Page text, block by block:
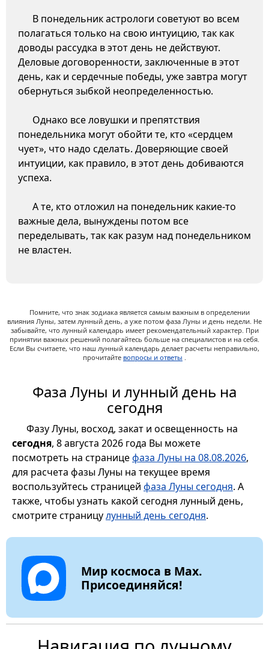
В понедельник астрологи советуют во всем
полагаться только на свою интуицию, так как
доводы рассудка в этот день не действуют.
Деловые договоренности, заключенные в этот
день, как и сердечные победы, уже завтра могут
обернуться зыбкой неопределенностью.
Однако все ловушки и препятствия
понедельника могут обойти те, кто «сердцем
чует», что надо сделать. Доверяющие своей
интуиции, как правило, в этот день добиваются
успеха.
А те, кто отложил на понедельник какие-то
важные дела, вынуждены потом все
переделывать, так как разум над понедельником
не властен.
Помните, что знак зодиака является самым важным в определении
влияния Луны, затем лунный день, а уже потом фаза Луны и день недели. Не
забывайте, что лунный календарь имеет рекомендательный характер. При
принятии важных решений полагайтесь больше на специалистов и на себя.
Если Вы считаете, что наш лунный календарь делает расчеты неправильно,
прочитайте вопросы и ответы .
Фаза Луны и лунный день на
сегодня
Фазу Луны, восход, закат и освещенность на
сегодня, 8 августа 2026 года Вы можете
посмотреть на страницефаза Луны на 08.08.2026,
для расчета фазы Луны на текущее время
воспользуйтесь страницей фаза Луны сегодня. А
также, чтобы узнать какой сегодня лунный день,
смотрите страницулунный день сегодня.
Мир космоса в Max.
Присоединяйся!